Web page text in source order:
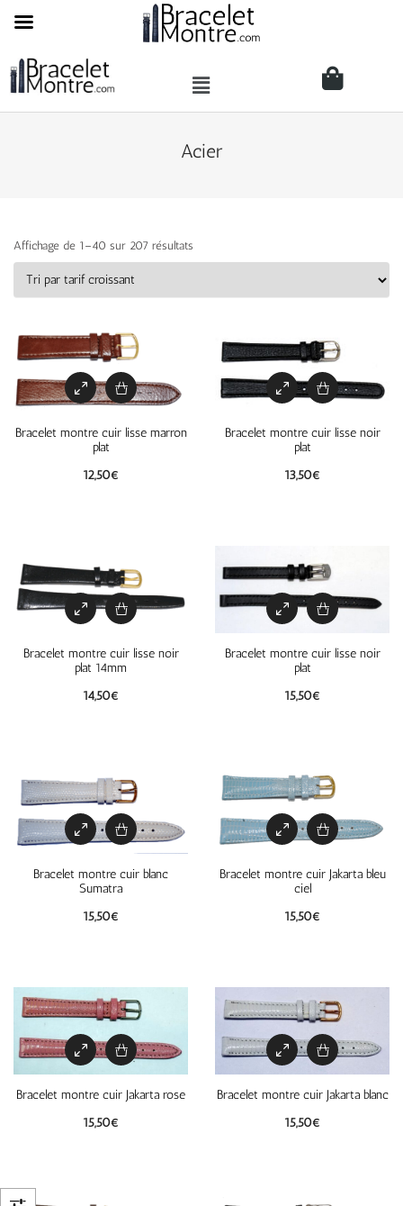
Acier
Affichage de 1–40 sur 207 résultats
Bracelet montre cuir lisse marron
plat
12,50€
Bracelet montre cuir lisse noir
plat
13,50€
Bracelet montre cuir lisse noir
plat 14mm
14,50€
Bracelet montre cuir lisse noir
plat
15,50€
Bracelet montre cuir blanc
Sumatra
15,50€
Bracelet montre cuir Jakarta bleu
ciel
15,50€
Bracelet montre cuir Jakarta rose
15,50€
Bracelet montre cuir Jakarta blanc
15,50€